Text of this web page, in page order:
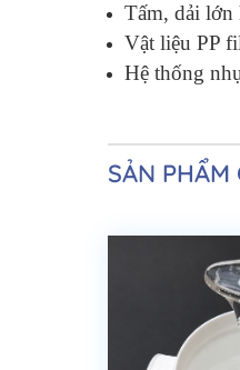
Tấm, dải lớn
Vật liệu PP
Hệ thống
SẢN PHẨM